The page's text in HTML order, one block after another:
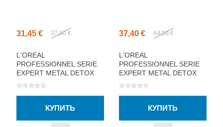
31,45 € 37,00 €
L'OREAL
PROFESSIONNEL SERIE
EXPERT METAL DETOX
МАСКА ДЛЯ ВОЛОС
37,40 € 44,00 €
L'OREAL
PROFESSIONNEL SERIE
EXPERT METAL DETOX
МАСКА ДЛЯ ВОЛОС